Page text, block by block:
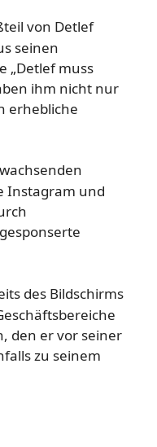
von Detlef
seinen
„Detlef muss
ihm nicht nur
erhebliche
Instagram und
des Bildschirms
den er vor seiner
zu seinem